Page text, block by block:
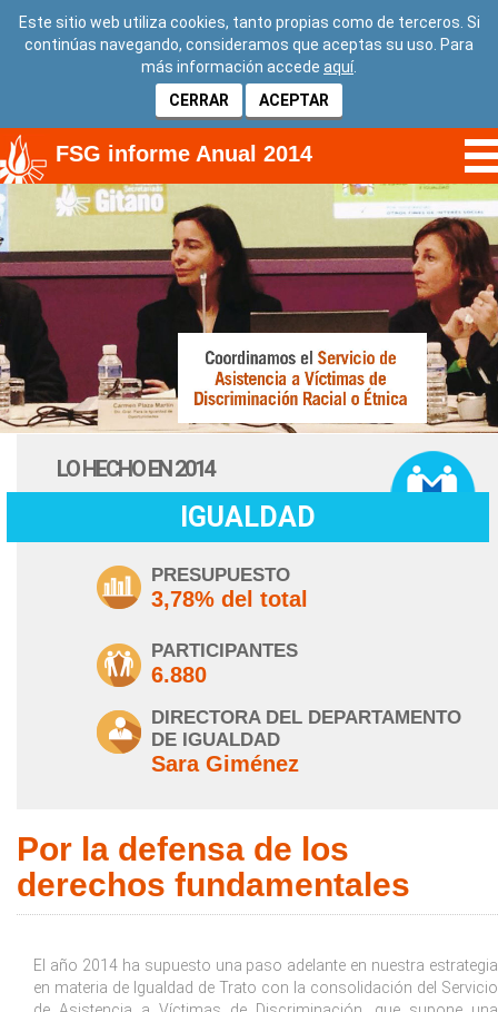
Este sitio web utiliza cookies, tanto propias como de terceros. Si
continúas navegando, consideramos que aceptas su uso. Para
más información accede aquí.
CERRAR
ACEPTAR
FSG informe Anual 2014
LO HECHO EN 2014
IGUALDAD
PRESUPUESTO
3,78% del total
PARTICIPANTES
6.880
DIRECTORA DEL DEPARTAMENTO
DE IGUALDAD
Sara Giménez
Por la defensa de los
derechos fundamentales
El año 2014 ha supuesto una paso adelante en nuestra estrategia
en materia de Igualdad de Trato con la consolidación del Servicio